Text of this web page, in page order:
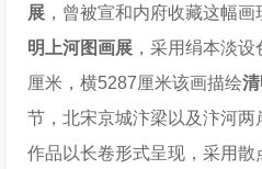
展 ，曾被宣和内府收藏这幅
明上河图画展 ，采用绢本淡设
厘米，横5287厘米该画描绘
节，北宋京城汴梁以及汴河
作品以长卷形式呈现，采用